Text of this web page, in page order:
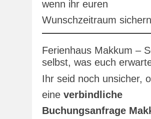
wenn ihr euren
Wunschzeitraum
Ferienhaus Makkum –
selbst, was euch
Ihr seid noch unsicher,
eine verbindliche
Buchungsanfrage